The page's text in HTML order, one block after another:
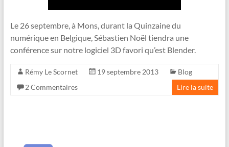
Le 26 septembre, à Mons, durant la Quinzaine du
numérique en Belgique, Sébastien Noël tiendra une
conférence sur notre logiciel 3D favori qu’est Blender.
Rémy Le Scornet 19 septembre 2013
Blog
2 Commentaires
Lire la suite